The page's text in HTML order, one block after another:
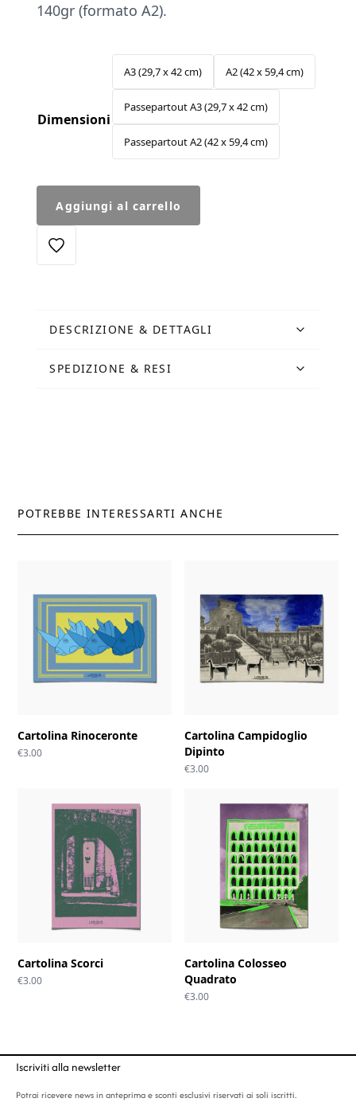
140gr (formato A2).
Dimensioni
A3 (29,7 x 42 cm) A2 (42 x 59,4 cm)
Passepartout A3 (29,7 x 42 cm)
Passepartout A2 (42 x 59,4 cm)
Tempietto
quantità
Aggiungi al carrello
DESCRIZIONE & DETTAGLI
SPEDIZIONE & RESI
POTREBBE INTERESSARTI ANCHE
Cartolina Rinoceronte
€3.00
Cartolina Campidoglio
Dipinto
€3.00
Cartolina Scorci
€3.00
Cartolina Colosseo
Quadrato
€3.00
Iscriviti alla newsletter
Potrai ricevere news in anteprima e sconti esclusivi riservati ai soli iscritti.